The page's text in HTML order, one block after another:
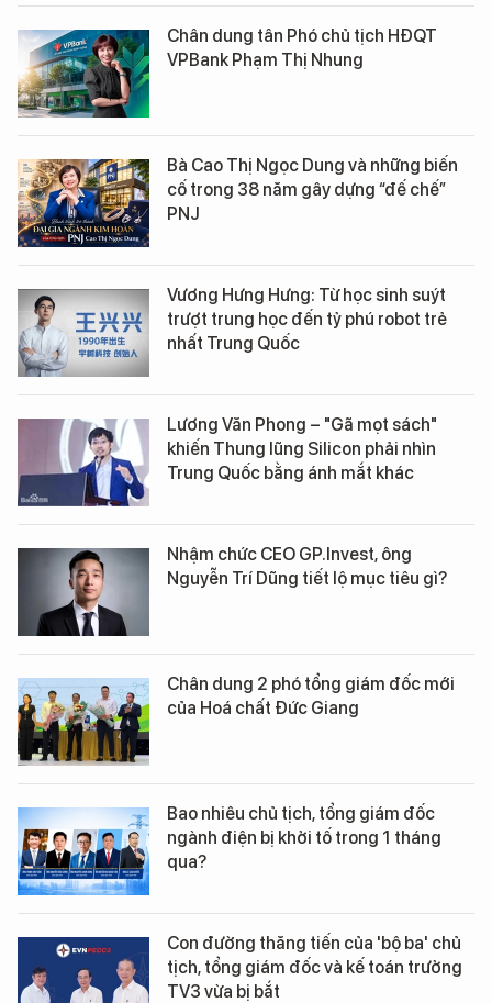
Chân dung tân Phó chủ tịch HĐQT
VPBank Phạm Thị Nhung
Bà Cao Thị Ngọc Dung và những biến
cố trong 38 năm gây dựng “đế chế”
PNJ
Vương Hưng Hưng: Từ học sinh suýt
trượt trung học đến tỷ phú robot trẻ
nhất Trung Quốc
Lương Văn Phong – "Gã mọt sách"
khiến Thung lũng Silicon phải nhìn
Trung Quốc bằng ánh mắt khác
Nhậm chức CEO GP.Invest, ông
Nguyễn Trí Dũng tiết lộ mục tiêu gì?
Chân dung 2 phó tổng giám đốc mới
của Hoá chất Đức Giang
Bao nhiêu chủ tịch, tổng giám đốc
ngành điện bị khởi tố trong 1 tháng
qua?
Con đường thăng tiến của 'bộ ba' chủ
tịch, tổng giám đốc và kế toán trưởng
TV3 vừa bị bắt